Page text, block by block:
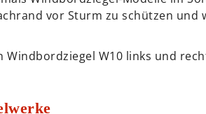
vor Sturm zu schützen
W10 links und